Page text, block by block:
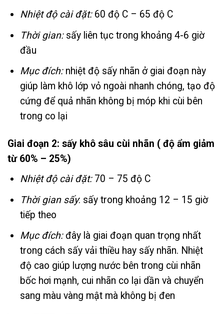
Nhiệt độ cài đặt:60 độ C – 65 độ C
Thời gian: sấy liên tục trong khoảng 4-6 giờ
đầu
Mục đích:nhiệt độ sấy nhãn ở giai đoạn này
giúp làm khô lớp vỏ ngoài nhanh chóng, tạo độ
cứng để quả nhãn không bị móp khi cùi bên
trong co lại
Giai đoạn 2: sấy khô sâu cùi nhãn ( độ ẩm giảm
từ 60% – 25%)
Nhiệt độ cài đặt: 70 – 75 độ C
Thời gian sấy: sấy trong khoảng 12 – 15 giờ
tiếp theo
Mục đích: đây là giai đoạn quan trọng nhất
trong cách sấy vải thiều hay sấy nhãn. Nhiệt
độ cao giúp lượng nước bên trong cùi nhãn
bốc hơi mạnh, cui nhãn co lại dần và chuyển
sang màu vàng mật mà không bị đen